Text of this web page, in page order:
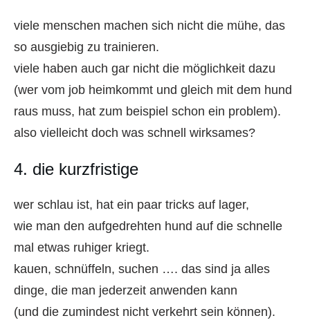
viele menschen machen sich nicht die mühe, das
so ausgiebig zu trainieren.
viele haben auch gar nicht die möglichkeit dazu
(wer vom job heimkommt und gleich mit dem hund
raus muss, hat zum beispiel schon ein problem).
also vielleicht doch was schnell wirksames?
4. die kurzfristige
wer schlau ist, hat ein paar tricks auf lager,
wie man den aufgedrehten hund auf die schnelle
mal etwas ruhiger kriegt.
kauen, schnüffeln, suchen …. das sind ja alles
dinge, die man jederzeit anwenden kann
(und die zumindest nicht verkehrt sein können).